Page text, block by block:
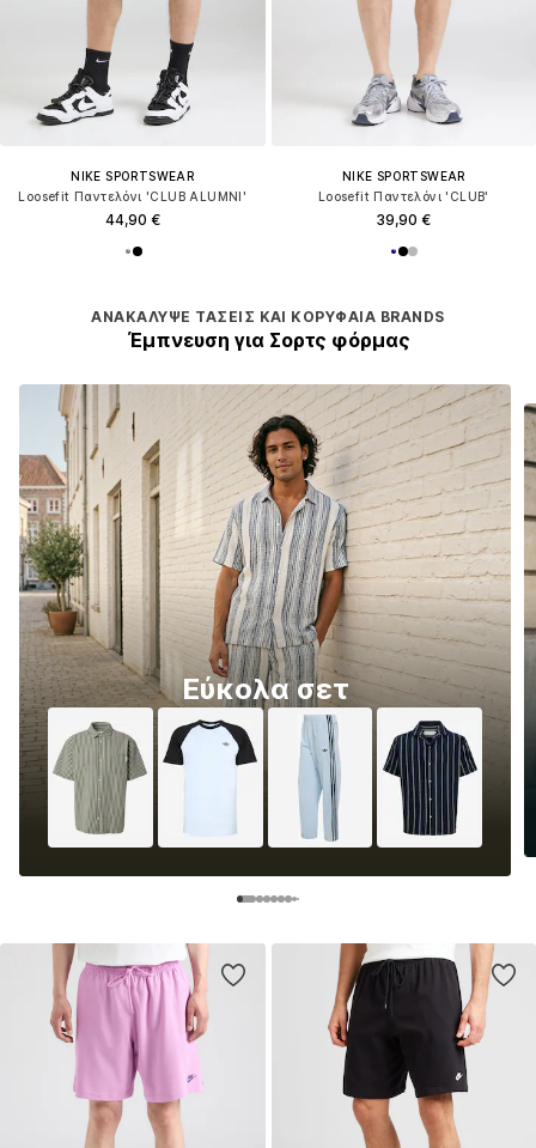
NIKE SPORTSWEAR
Loosefit Παντελόνι 'CLUB ALUMNI'
44,90 €
NIKE SPORTSWEAR
Loosefit Παντελόνι 'CLUB'
39,90 €
ΑΝΑΚΆΛΥΨΕ ΤΆΣΕΙΣ ΚΑΙ ΚΟΡΥΦΑΊΑ BRANDS
Έμπνευση για Σορτς φόρμας
Εύκολα σετ